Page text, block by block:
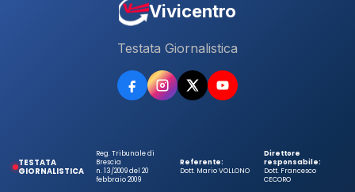
Vivicentro
Testata Giornalistica
TESTATA
GIORNALISTICA
Reg. Tribunale di
Brescia
n. 13/2009 del 20
febbraio 2009
Referente:
Dott. Mario VOLLONO
Direttore
responsabile:
Dott. Francesco
CECORO